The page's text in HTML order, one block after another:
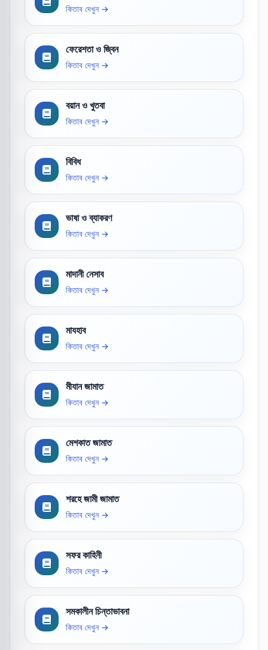
কিতাব দেখুন →
ফেরেশতা ও জ্বিন
কিতাব দেখুন →
বয়ান ও খুতবা
কিতাব দেখুন →
বিবিধ
কিতাব দেখুন →
ভাষা ও ব্যাকরণ
কিতাব দেখুন →
মাদানী নেসাব
কিতাব দেখুন →
মাযহাব
কিতাব দেখুন →
মীযান জামাত
কিতাব দেখুন →
মেশকাত জামাত
কিতাব দেখুন →
শরহে জামী জামাত
কিতাব দেখুন →
সফর কাহিনী
কিতাব দেখুন →
সমকালীন চিন্তাভাবনা
কিতাব দেখুন →